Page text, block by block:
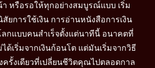
หรือรอให้ทุกอย่างสมบูรณ์แบบ เริ่ม
ยการใช้เงิน การอ่านหนังสือการเงิน
ลกแบบคนสำเร็จตั้งแต่นาทีนี้ อนาคตที่
ด้เริ่มจากเงินก้อนโต แต่มันเริ่มจากวิธี
ครั้งเดียวที่เปลี่ยนชีวิตคุณไปตลอดกาล